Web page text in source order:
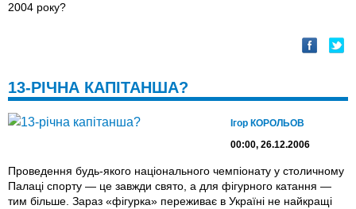
2004 року?
13-РІЧНА КАПІТАНША?
Ігор КОРОЛЬОВ
00:00, 26.12.2006
Проведення будь-якого національного чемпіонату у столичному
Палаці спорту — це завжди свято, а для фігурного катання —
тим більше. Зараз «фігурка» переживає в Україні не найкращі